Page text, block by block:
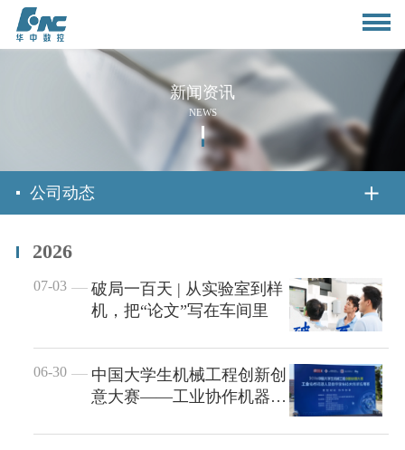
首页
关于我们
公司简介
组织架构
公司动态
产品与应用
新闻资讯
NEWS
公司动态
2026
07-03
破局一百天 | 从实验室到样
机，把“论文”写在车间里
06-30
中国大学生机械工程创新创
意大赛——工业协作机器人